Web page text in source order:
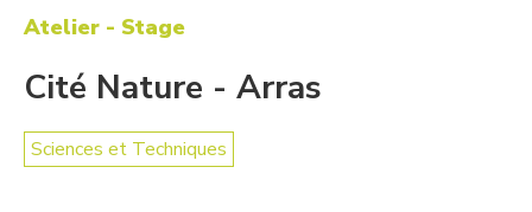
Atelier - Stage
Cité Nature - Arras
Sciences et Techniques